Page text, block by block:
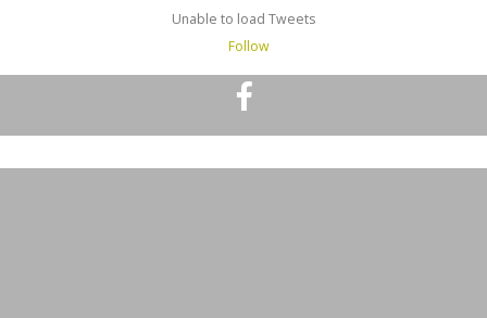
Unable to load Tweets
Follow